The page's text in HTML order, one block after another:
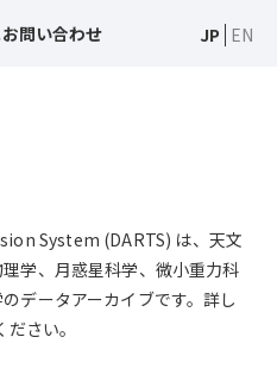
お問い合わせ JP EN
System (DARTS) は、天文
学、月惑星科学、微小重力科
データアーカイブです。詳し
さい。